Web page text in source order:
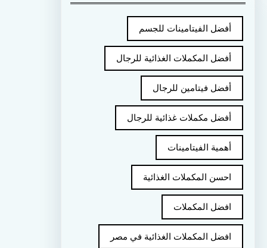
أفضل الفيتامينات للجسم
أفضل المكملات الغذائية للرجال
أفضل فيتامين للرجال
أفضل مكملات غذائية للرجال
أهمية الفيتامينات
احسن المكملات الغذائية
افضل المكملات
افضل المكملات الغذائية في مصر